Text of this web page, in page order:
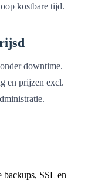
kostbare tijd.
downtime.
en prijzen excl.
SSL en